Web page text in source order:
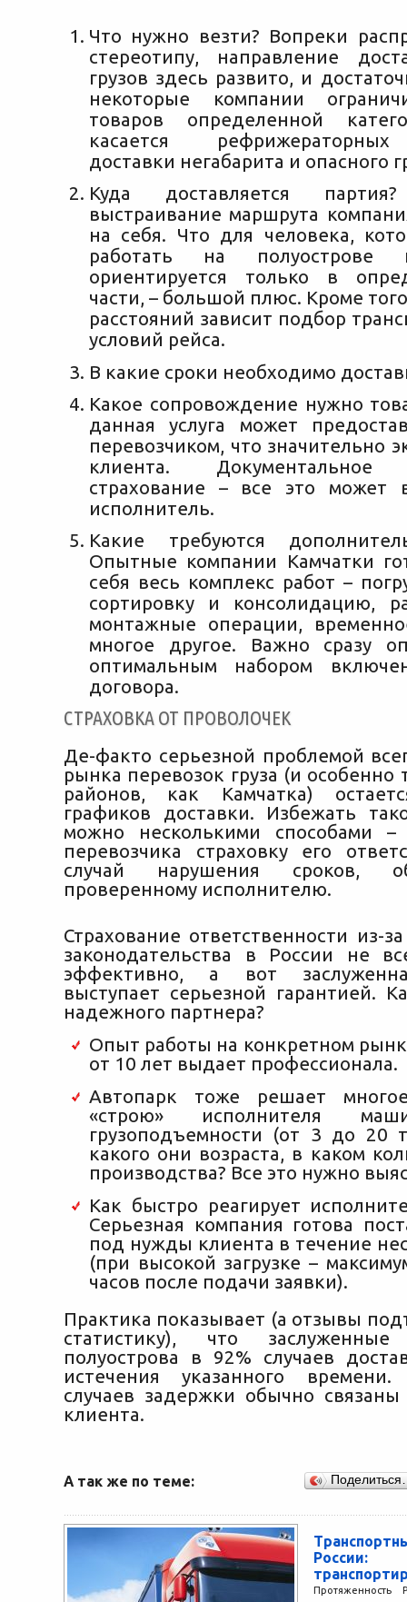
Что нужно везти? Вопреки
стереотипу, направление
грузов здесь развито, и
некоторые компании
товаров определенной
касается
доставки негабарита и опасного
Куда доставляется
выстраивание маршрута
на себя. Что для человека,
работать на полуострове
ориентируется только в
части, – большой плюс. Кроме
расстояний зависит подбор
условий рейса.
В какие сроки необходимо
Какое сопровождение нужно
данная услуга может
перевозчиком, что значительно
клиента. Документальное
страхование – все это может
исполнитель.
Какие требуются
Опытные компании Камчатки
себя весь комплекс работ –
сортировку и консолидацию,
монтажные операции,
многое другое. Важно сразу
оптимальным набором
договора.
СТРАХОВКА ОТ ПРОВОЛОЧЕК
Де-факто серьезной проблемой
рынка перевозок груза (и особенно
районов, как Камчатка)
графиков доставки. Избежать
можно несколькими способами –
перевозчика страховку его
случай нарушения сроков,
проверенному исполнителю.
Страхование ответственности из-
законодательства в России не
эффективно, а вот
выступает серьезной гарантией.
надежного партнера?
Опыт работы на конкретном
от 10 лет выдает профессионала.
Автопарк тоже решает
«строю» исполнителя
грузоподъемности (от 3 до 20
какого они возраста, в каком
производства? Все это нужно
Как быстро реагирует
Серьезная компания готова
под нужды клиента в течение
(при высокой загрузке –
часов после подачи заявки).
Практика показывает (а отзывы
статистику), что заслуженные
полуострова в 92% случаев
истечения указанного
случаев задержки обычно
клиента.
А так же по теме:
Протяженность